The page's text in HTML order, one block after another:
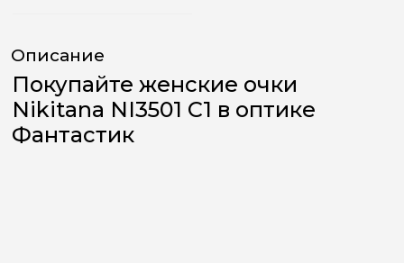
Описание
Покупайте женские очки
Nikitana NI3501 C1 в оптике
Фантастик